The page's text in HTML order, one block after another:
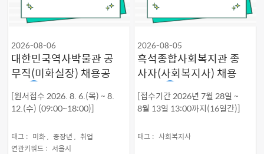
2026-08-06
대한민국역사박물관 공
무직(미화실장) 채용공
[원서접수 2026. 8. 6.(목) ~ 8.
12.(수) (09:00~18:00)]
태그 : 미화 , 중장년 , 취업
연관키워드 : 서울시
2026-08-05
흑석종합사회복지관 종
사자(사회복지사) 채용
[접수기간 2026년 7월 28일 ~
8월 13일 13:00까지(16일간)]
태그 : 사회복지사